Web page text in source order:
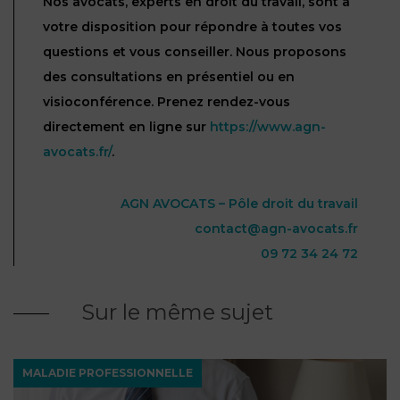
votre disposition pour répondre à toutes vos
questions et vous conseiller. Nous proposons
des consultations en présentiel ou en
visioconférence. Prenez rendez-vous
directement en ligne sur https://www.agn-
avocats.fr/.
AGN AVOCATS – Pôle droit du travail
contact@agn-avocats.fr
09 72 34 24 72
Sur le même sujet
MALADIE PROFESSIONNELLE